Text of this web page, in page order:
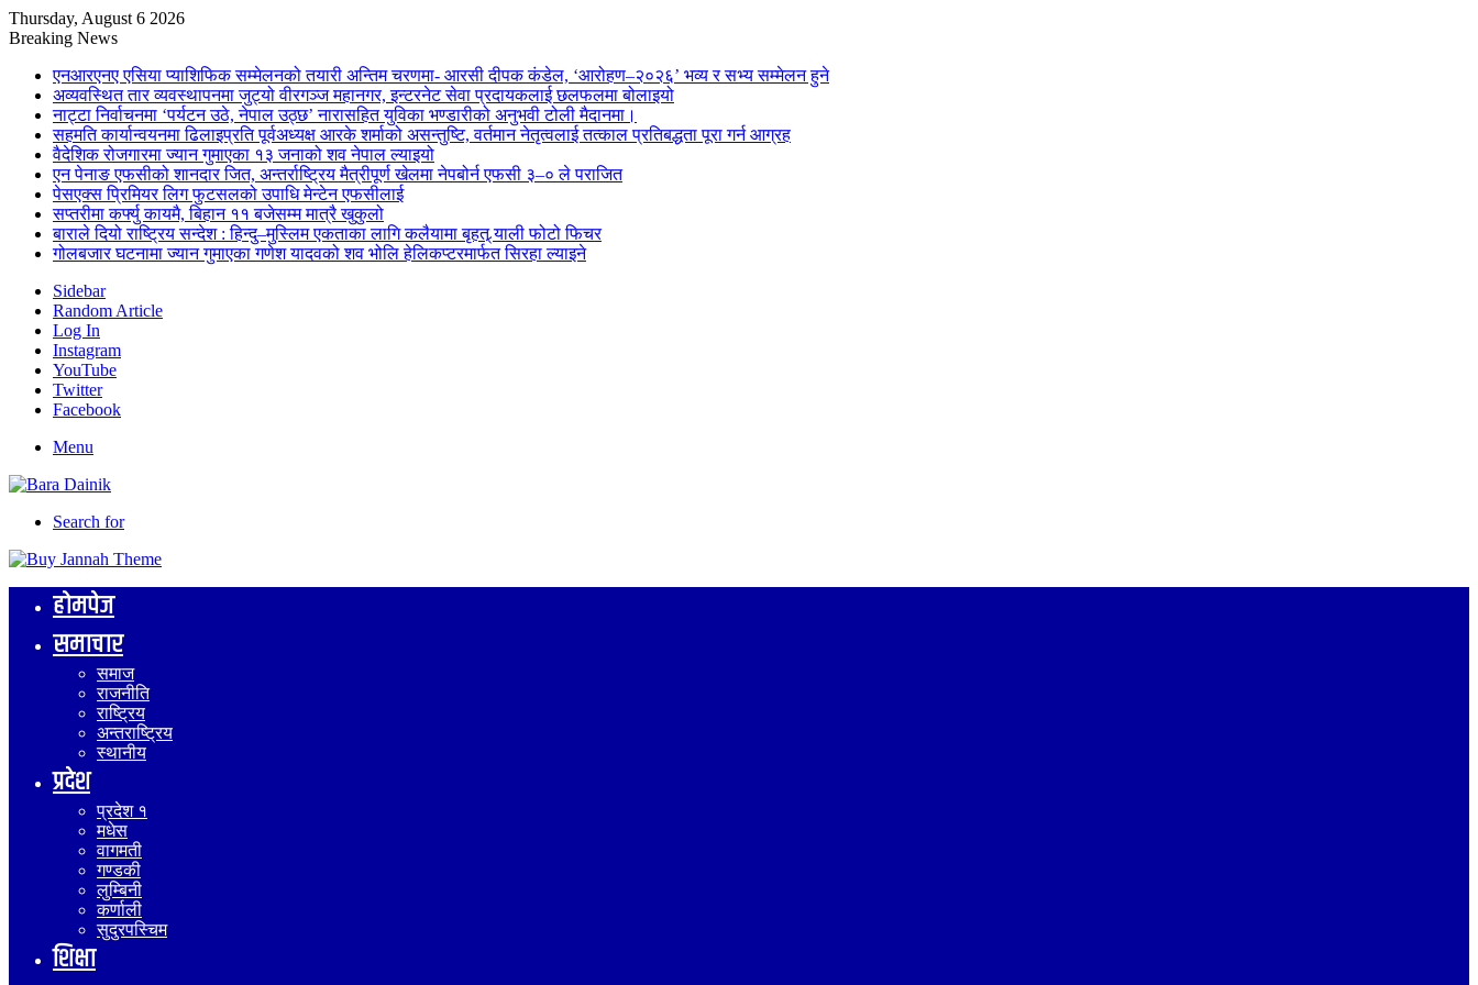
Thursday, August 6 2026
Breaking News
एनआरएनए एसिया प्याशिफिक सम्मेलनको तयारी अन्तिम चरणमा- आरसी दीपक कंडेल, ‘आरोहण–२०२६’ भव्य र सभ्य सम्मेलन हुने
अव्यवस्थित तार व्यवस्थापनमा जुट्यो वीरगञ्ज महानगर, इन्टरनेट सेवा प्रदायकलाई छलफलमा बोलाइयो
नाट्टा निर्वाचनमा ‘पर्यटन उठे, नेपाल उठ्छ’ नारासहित युविका भण्डारीको अनुभवी टोली मैदानमा।
सहमति कार्यान्वयनमा ढिलाइप्रति पूर्वअध्यक्ष आरके शर्माको असन्तुष्टि, वर्तमान नेतृत्वलाई तत्काल प्रतिबद्धता पूरा गर्न आग्रह
वैदेशिक रोजगारमा ज्यान गुमाएका १३ जनाको शव नेपाल ल्याइयो
एन पेनाङ एफसीको शानदार जित, अन्तर्राष्ट्रिय मैत्रीपूर्ण खेलमा नेपबोर्न एफसी ३–० ले पराजित
पेसएक्स प्रिमियर लिग फुटसलको उपाधि मेन्टेन एफसीलाई
सप्तरीमा कर्फ्यु कायमै, बिहान ११ बजेसम्म मात्रै खुकुलो
बाराले दियो राष्ट्रिय सन्देश : हिन्दु–मुस्लिम एकताका लागि कलैयामा बृहत् र्‍याली फोटो फिचर
गोलबजार घटनामा ज्यान गुमाएका गणेश यादवको शव भोलि हेलिकप्टरमार्फत सिरहा ल्याइने
Sidebar
Random Article
Log In
Instagram
YouTube
Twitter
Facebook
Menu
Search for
होमपेज
समाचार
समाज
राजनीति
राष्ट्रिय
अन्तराष्ट्रिय
स्थानीय
प्रदेश
प्रदेश १
मधेस
वागमती
गण्डकी
लुम्बिनी
कर्णाली
सुदुरपस्चिम
शिक्षा